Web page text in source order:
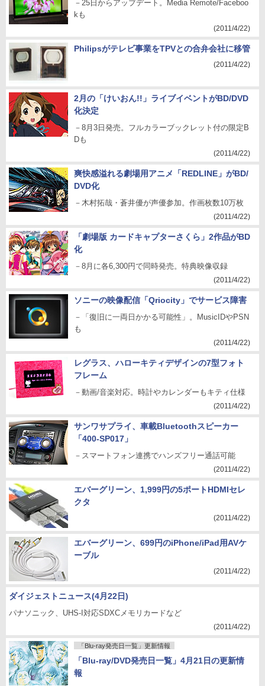
－25日からアップデート。Media Remote/Faceboo
kも
(2011/4/22)
Philipsがテレビ事業をTPVとの合弁会社に移管
(2011/4/22)
2月の「けいおん!!」ライブイベントがBD/DVD
化決定
－8月3日発売。フルカラーブックレット付の限定B
Dも
(2011/4/22)
爽快感溢れる劇場用アニメ「REDLINE」がBD/
DVD化
－木村拓哉・蒼井優が声優参加。作画枚数10万枚
(2011/4/22)
「劇場版 カードキャプターさくら」2作品がBD
化
－8月に各6,300円で同時発売。特典映像収録
(2011/4/22)
ソニーの映像配信「Qriocity」でサービス障害
－「復旧に一両日かかる可能性」。MusicIDやPSN
も
(2011/4/22)
レグラス、ハローキティデザインの7型フォト
フレーム
－動画/音楽対応。時計やカレンダーもキティ仕様
(2011/4/22)
サンワサプライ、車載Bluetoothスピーカー
「400-SP017」
－スマートフォン連携でハンズフリー通話可能
(2011/4/22)
エバーグリーン、1,999円の5ポートHDMIセレ
クタ
(2011/4/22)
エバーグリーン、699円のiPhone/iPad用AVケ
ーブル
(2011/4/22)
ダイジェストニュース(4月22日)
パナソニック、UHS-I対応SDXCメモリカードなど
(2011/4/22)
「Blu-ray発売日一覧」更新情報
「Blu-ray/DVD発売日一覧」4月21日の更新情
報